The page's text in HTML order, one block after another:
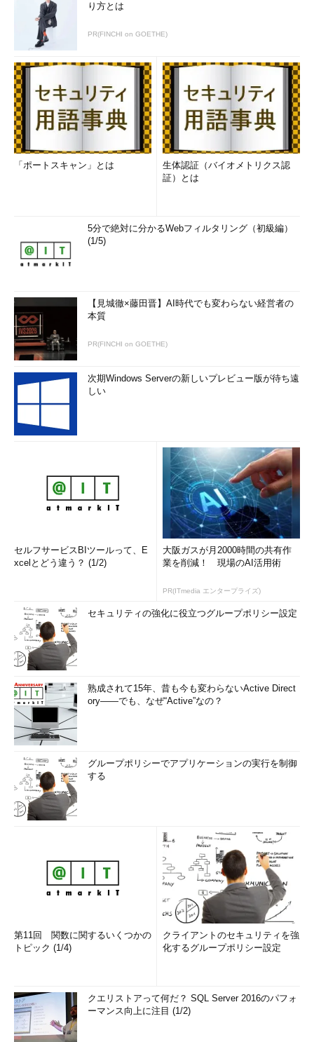
り方とは
PR(FINCHI on GOETHE)
「ポートスキャン」とは
生体認証（バイオメトリクス認
証）とは
5分で絶対に分かるWebフィルタリング（初級編）
(1/5)
【見城徹×藤田晋】AI時代でも変わらない経営者の
本質
PR(FINCHI on GOETHE)
次期Windows Serverの新しいプレビュー版が待ち遠
しい
セルフサービスBIツールって、E
xcelとどう違う？ (1/2)
大阪ガスが月2000時間の共有作
業を削減！ 現場のAI活用術
PR(ITmedia エンタープライズ)
セキュリティの強化に役立つグループポリシー設定
熟成されて15年、昔も今も変わらないActive Direct
ory――でも、なぜ“Active”なの？
グループポリシーでアプリケーションの実行を制御
する
第11回 関数に関するいくつかの
トピック (1/4)
クライアントのセキュリティを強
化するグループポリシー設定
クエリストアって何だ？ SQL Server 2016のパフォ
ーマンス向上に注目 (1/2)